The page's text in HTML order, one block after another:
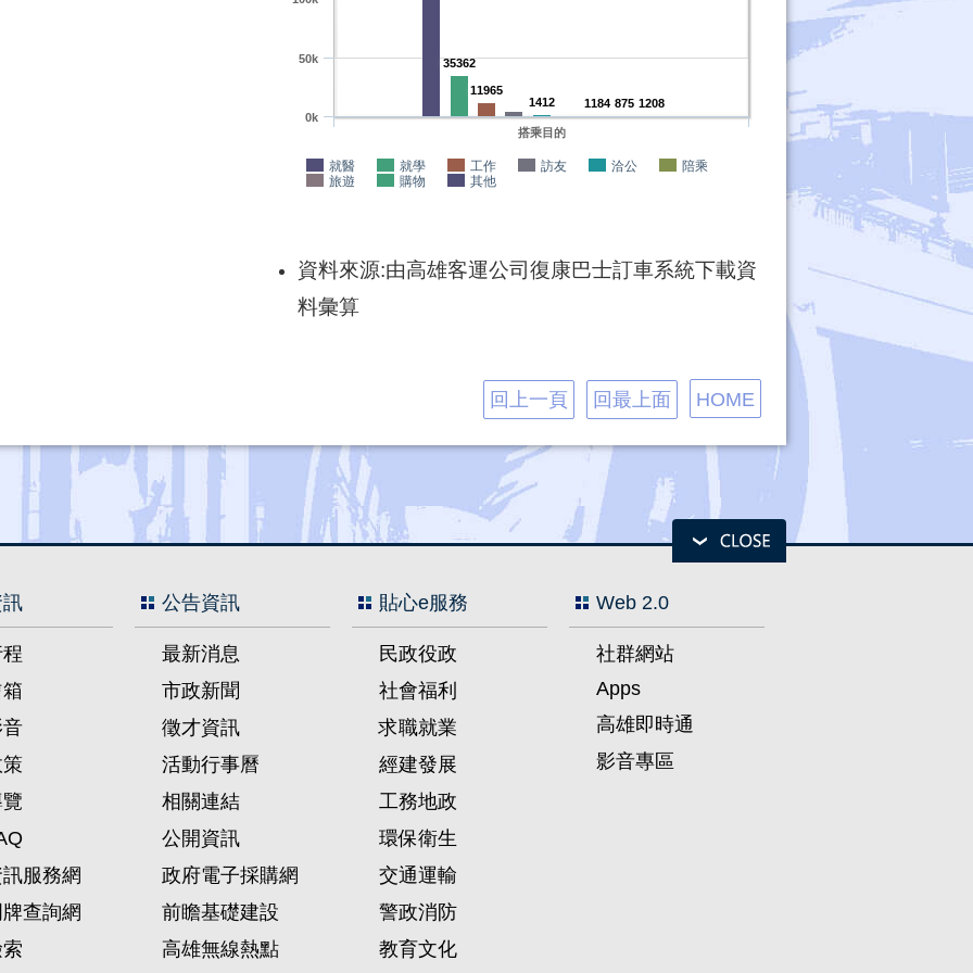
35362
11965
1412
1184 875 1208
就醫 就學 工作 訪友 洽公
陪乘
旅遊
購物 其他
搭乘目的
0k
50k
資料來源:由高雄客運公司復康巴士訂車系統下載資
料彙算
回上一頁 回最上面 HOME
服務網
查詢網
公告資訊
最新消息
市政新聞
徵才資訊
活動行事曆
相關連結
公開資訊
政府電子採購網
前瞻基礎建設
高雄無線熱點
貼心e服務
民政役政
社會福利
求職就業
經建發展
工務地政
環保衛生
交通運輸
警政消防
教育文化
Web 2.0
社群網站
Apps
高雄即時通
影音專區